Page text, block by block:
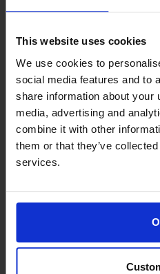
This website uses cookies
We use cookies to
social media features and to
share information about your
media, advertising and
combine it with other
them or that they’ve
services.
περίπτωση με βάση τα
(δίκτυο , τροφοδοσία
Το κύριο πλεονέκτημα
λύσεων είναι η
τοποθεσίας ενός
αναρρίχηση, η
κτλ.
Με τη χρήση
αυτοί μπορούν να